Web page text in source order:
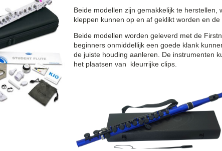
Beide modellen zijn gemakkelijk te herstellen,
kleppen kunnen op en af geklikt worden en
Beide modellen worden geleverd met de
beginners onmiddellijk een goede klank
de juiste houding aanleren. De instrumenten
het plaatsen van kleurrijke clips.